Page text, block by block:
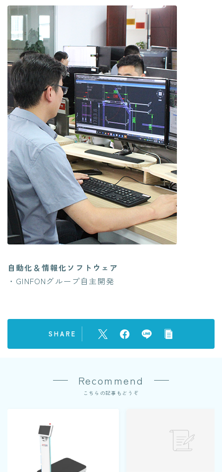
自動化＆情報化ソフトウェア
・GINFONグループ自主開発
SHARE
Recommend
こちらの記事もどうぞ